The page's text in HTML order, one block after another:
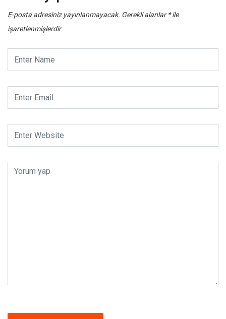
E-posta adresiniz yayınlanmayacak. Gerekli alanlar*ile
işaretlenmişlerdir